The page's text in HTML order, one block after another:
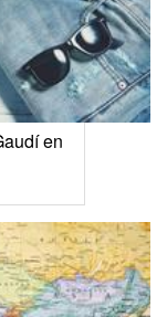
en